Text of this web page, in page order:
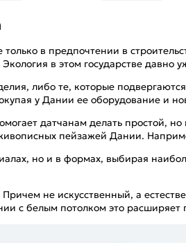
в предпочтении в
в этом государстве давно
либо те, которые
у Дании ее оборудование и
датчанам делать простой,
пейзажей Дании.
но и в формах, выбирая
Причем не искусственный, а
с белым потолком это расширяет